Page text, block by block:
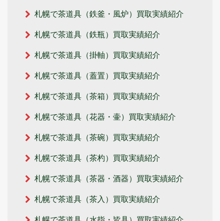
札幌で茶道具（鉄釜・風炉）買取実績紹介
札幌で茶道具（鉄瓶）買取実績紹介
札幌で茶道具（掛軸）買取実績紹介
札幌で茶道具（蓋置）買取実績紹介
札幌で茶道具（茶箱）買取実績紹介
札幌で茶道具（花器・壷）買取実績紹介
札幌で茶道具（茶碗）買取実績紹介
札幌で茶道具（茶杓）買取実績紹介
札幌で茶道具（茶器・酒器）買取実績紹介
札幌で茶道具（茶入）買取実績紹介